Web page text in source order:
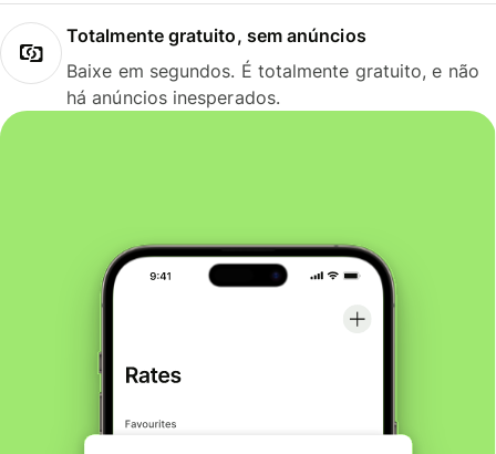
Totalmente gratuito, sem anúncios
Baixe em segundos. É totalmente gratuito, e não
há anúncios inesperados.